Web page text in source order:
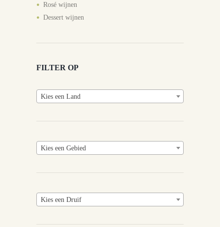
Rosé wijnen
Dessert wijnen
FILTER OP
Kies een Land
Kies een Gebied
Kies een Druif